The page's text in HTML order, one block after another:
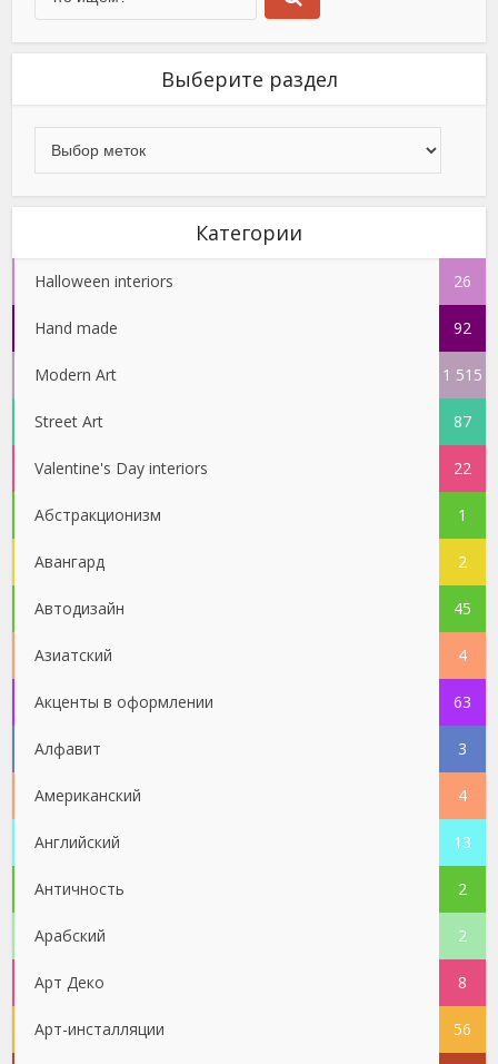
Выберите раздел
Категории
Halloween interiors 26
Hand made 92
Modern Art 1 515
Street Art 87
Valentine's Day interiors 22
Абстракционизм 1
Авангард 2
Автодизайн 45
Азиатский 4
Акценты в оформлении 63
Алфавит 3
Американский 4
Английский 13
Античность 2
Арабский 2
Арт Деко 8
Арт-инсталляции 56